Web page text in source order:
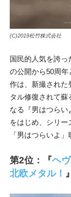
(C)2019松竹株式会社
国民的人気を誇っ
の公開から50周年
作は、新撮された
タル修復されて
なる『男はつらい
をはじめ、シリ
「男はつらいよ
第2位：『ヘ
北欧メタル！